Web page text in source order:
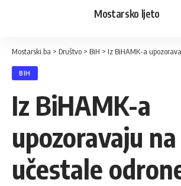
Mostarsko ljeto
Mostarski.ba > Društvo > BiH > Iz BiHAMK-a
BIH
Iz BiHAMK-a
upozoravaju na
učestale